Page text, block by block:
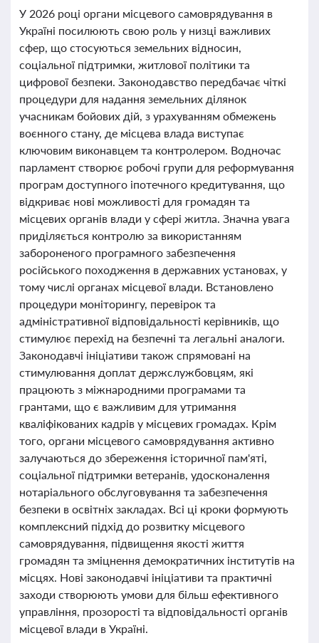
У 2026 році органи місцевого самоврядування в
Україні посилюють свою роль у низці важливих
сфер, що стосуються земельних відносин,
соціальної підтримки, житлової політики та
цифрової безпеки. Законодавство передбачає чіткі
процедури для надання земельних ділянок
учасникам бойових дій, з урахуванням обмежень
воєнного стану, де місцева влада виступає
ключовим виконавцем та контролером. Водночас
парламент створює робочі групи для реформування
програм доступного іпотечного кредитування, що
відкриває нові можливості для громадян та
місцевих органів влади у сфері житла. Значна увага
приділяється контролю за використанням
забороненого програмного забезпечення
російського походження в державних установах, у
тому числі органах місцевої влади. Встановлено
процедури моніторингу, перевірок та
адміністративної відповідальності керівників, що
стимулює перехід на безпечні та легальні аналоги.
Законодавчі ініціативи також спрямовані на
стимулювання доплат держслужбовцям, які
працюють з міжнародними програмами та
грантами, що є важливим для утримання
кваліфікованих кадрів у місцевих громадах. Крім
того, органи місцевого самоврядування активно
залучаються до збереження історичної пам'яті,
соціальної підтримки ветеранів, удосконалення
нотаріального обслуговування та забезпечення
безпеки в освітніх закладах. Всі ці кроки формують
комплексний підхід до розвитку місцевого
самоврядування, підвищення якості життя
громадян та зміцнення демократичних інститутів на
місцях. Нові законодавчі ініціативи та практичні
заходи створюють умови для більш ефективного
управління, прозорості та відповідальності органів
місцевої влади в Україні.